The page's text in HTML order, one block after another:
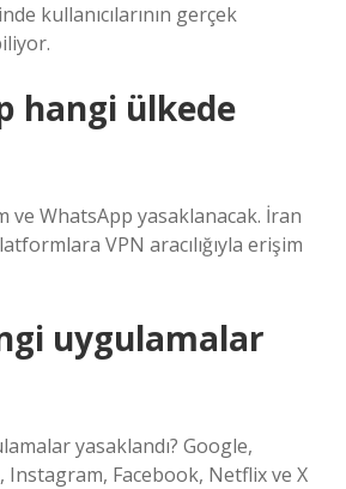
kullanıcılarının gerçek
hangi ülkede
ve WhatsApp yasaklanacak. İran
VPN aracılığıyla erişim
uygulamalar
yasaklandı? Google,
Facebook, Netflix ve X